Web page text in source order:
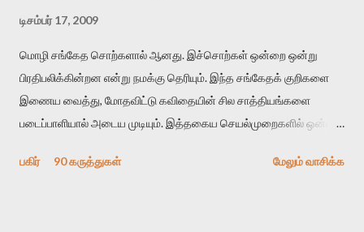
டிசம்பர் 17, 2009
மொழி சங்கேத சொற்களால் ஆனது. இச்சொற்கள் ஒன்றை ஒன்று
பிரதிபலிக்கின்றன என்று நமக்கு தெரியும். இந்த சங்கேதக் குறிகளை
இணைய வைத்து, மோதவிட்டு கவிதையின் சில சாத்தியங்களை
படைப்பாளியால் அடைய முடியும். இத்தகைய செயல்முறைகளில் ஒன்றை
காலத்தில் ஜாலவித்தைக்காரர்கள் வந்து போன பின் அவர்களின்
பகிர் 90 கருத்துகள் மேலும் வாசிக்க